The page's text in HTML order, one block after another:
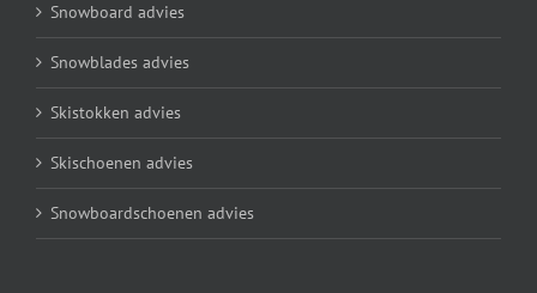
Snowboard advies
Snowblades advies
Skistokken advies
Skischoenen advies
Snowboardschoenen advies